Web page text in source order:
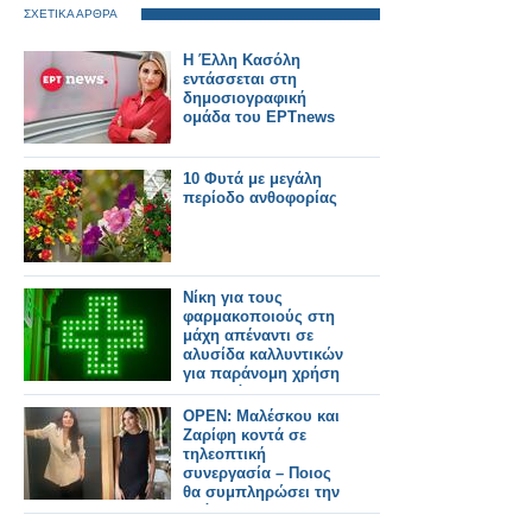
ΣΧΕΤΙΚΑ ΑΡΘΡΑ
Η Έλλη Κασόλη
εντάσσεται στη
δημοσιογραφική
ομάδα του ΕΡΤnews
10 Φυτά με μεγάλη
περίοδο ανθοφορίας
Νίκη για τους
φαρμακοποιούς στη
μάχη απέναντι σε
αλυσίδα καλλυντικών
για παράνομη χρήση
του πράσινου
σταυρού
OPEN: Μαλέσκου και
Ζαρίφη κοντά σε
τηλεοπτική
συνεργασία – Ποιος
θα συμπληρώσει την
ομάδα;